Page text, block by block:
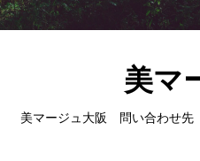
美マ
美マージュ大阪 問い合わせ